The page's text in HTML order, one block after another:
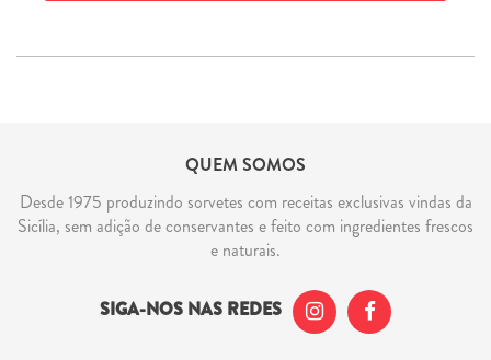
QUEM SOMOS
Desde 1975 produzindo sorvetes com receitas exclusivas vindas da
Sicília, sem adição de conservantes e feito com ingredientes frescos
e naturais.
SIGA-NOS NAS REDES